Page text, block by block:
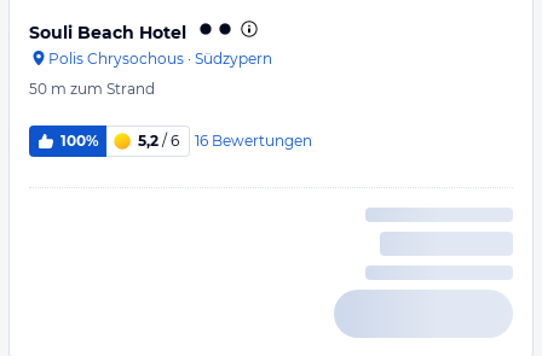
Souli Beach Hotel
Polis Chrysochous · Südzypern
50 m zum Strand
100% 5,2 / 6 16 Bewertungen